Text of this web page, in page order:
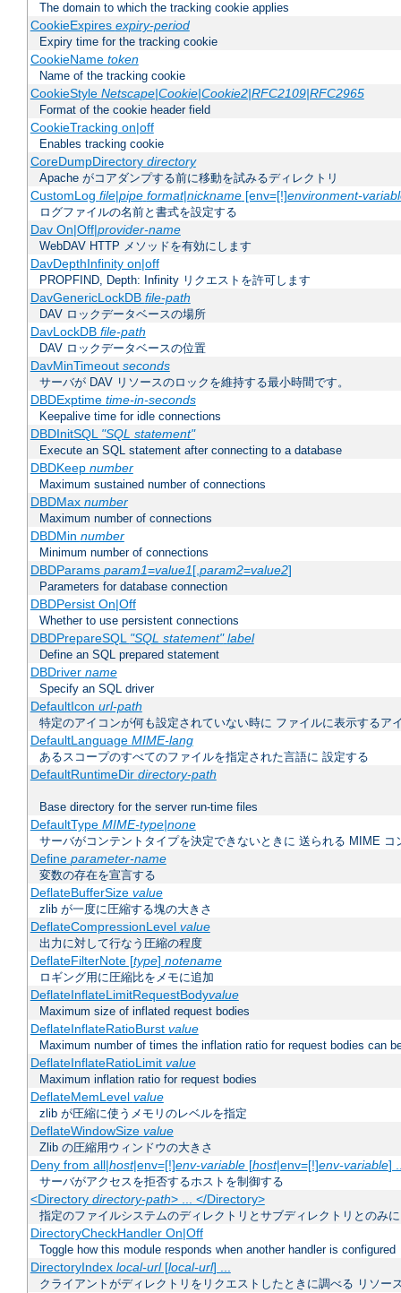
The domain to which the tracking cookie applies
CookieExpires expiry-period
Expiry time for the tracking cookie
CookieName token
Name of the tracking cookie
CookieStyle Netscape|Cookie|Cookie2|RFC2109|RFC2965
Format of the cookie header field
CookieTracking on|off
Enables tracking cookie
CoreDumpDirectory directory
Apache がコアダンプする前に移動を試みるディレクトリ
CustomLog file|pipe format|nickname[env=[!]environment-
ログファイルの名前と書式を設定する
Dav On|Off|provider-name
WebDAV HTTP メソッドを有効にします
DavDepthInfinity on|off
PROPFIND, Depth: Infinity リクエストを許可します
DavGenericLockDB file-path
DAV ロックデータベースの場所
DavLockDB file-path
DAV ロックデータベースの位置
DavMinTimeout seconds
サーバが DAV リソースのロックを維持する最小時間です。
DBDExptime time-in-seconds
Keepalive time for idle connections
DBDInitSQL "SQL statement"
Execute an SQL statement after connecting to a database
DBDKeep number
Maximum sustained number of connections
DBDMax number
Maximum number of connections
DBDMin number
Minimum number of connections
DBDParams param1=value1[,param2=value2]
Parameters for database connection
DBDPersist On|Off
Whether to use persistent connections
DBDPrepareSQL "SQL statement" label
Define an SQL prepared statement
DBDriver name
Specify an SQL driver
DefaultIcon url-path
特定のアイコンが何も設定されていない時に ファイルに表示するア
DefaultLanguage MIME-lang
あるスコープのすべてのファイルを指定された言語に 設定する
DefaultRuntimeDir directory-path
Base directory for the server run-time files
DefaultType MIME-type|none
サーバがコンテントタイプを決定できないときに 送られる MIME コ
Define parameter-name
変数の存在を宣言する
DeflateBufferSize value
zlib が一度に圧縮する塊の大きさ
DeflateCompressionLevel value
出力に対して行なう圧縮の程度
DeflateFilterNote [type] notename
ロギング用に圧縮比をメモに追加
DeflateInflateLimitRequestBodyvalue
Maximum size of inflated request bodies
DeflateInflateRatioBurst value
Maximum number of times the inflation ratio for request bodies can
DeflateInflateRatioLimit value
Maximum inflation ratio for request bodies
DeflateMemLevel value
zlib が圧縮に使うメモリのレベルを指定
DeflateWindowSize value
Zlib の圧縮用ウィンドウの大きさ
Deny from all|host|env=[!]env-variable[host|env=[!]env-variable]
サーバがアクセスを拒否するホストを制御する
<Directory directory-path> ... </Directory>
指定のファイルシステムのディレクトリとサブディレクトリとのみ
DirectoryCheckHandler On|Off
Toggle how this module responds when another handler is configured
DirectoryIndex local-url[local-url] ...
クライアントがディレクトリをリクエストしたときに調べる リソー